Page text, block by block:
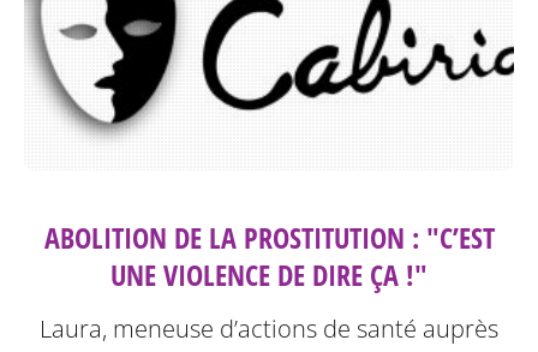
ABOLITION DE LA PROSTITUTION : "C’EST
UNE VIOLENCE DE DIRE ÇA !"
Laura, meneuse d’actions de santé auprès